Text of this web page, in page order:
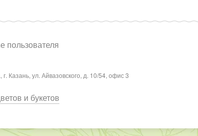
пользователя
Казань, ул. Айвазовского, д. 10/54, офис 3
и букетов